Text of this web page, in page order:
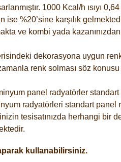
1000 Kcal/h ısıyı
%20’sine karşılık
ve kombi yada
dekorasyona uygun
renk solması söz
panel radyatörler
radyatörleri standart
tesisatınızda herhangi
kullanabilirsiniz.